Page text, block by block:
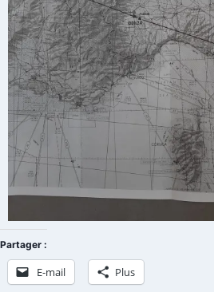
Partager :
E-mail Plus